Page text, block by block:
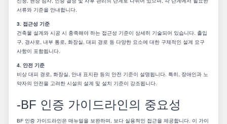
서류와 기준을 안내합니다.
3. 접근성 기준
건축물 설계와 시공 시 충족해야 하는 접근성 기준이 상세히 기술되어 있습니다. 출입
구, 경사로, 내부 통로, 화장실, 대피 경로 등 다양한 요소에 대한 구체적인 설계 요구
사항이 포함됩니다.
4. 안전 기준
비상 대피 경로, 화장실, 안내 표지판 등의 안전 기준이 설명됩니다. 특히, 장애인과 노
약자의 안전을 고려한 시설의 설계 및 설치 기준이 강조됩니다.
-BF 인증 가이드라인의 중요성
BF 인증 가이드라인은 매뉴얼을 보완하며, 보다 실용적인 접근을 제공합니다. 이 가이